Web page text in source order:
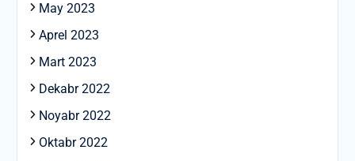
May 2023
Aprel 2023
Mart 2023
Dekabr 2022
Noyabr 2022
Oktabr 2022